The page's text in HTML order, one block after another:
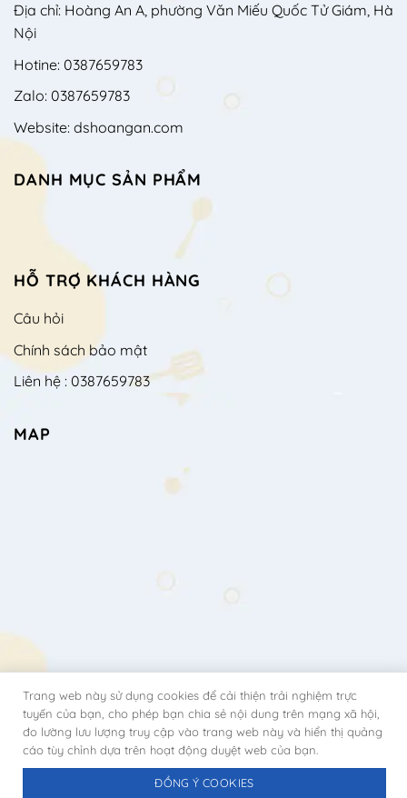
Địa chỉ: Hoàng An A, phường Văn Miếu Quốc Tử Giám, Hà
Nội
Hotine: 0387659783
Zalo: 0387659783
Website: dshoangan.com
DANH MỤC SẢN PHẨM
HỖ TRỢ KHÁCH HÀNG
Câu hỏi
Chính sách bảo mật
Liên hệ : 0387659783
MAP
Copyright 2026 ©BTECH
Trang web này sử dụng cookies để cải thiện trải nghiệm trực
tuyến của bạn, cho phép bạn chia sẻ nội dung trên mạng xã hội,
đo lường lưu lượng truy cập vào trang web này và hiển thị quảng
cáo tùy chỉnh dựa trên hoạt động duyệt web của bạn.
ĐỒNG Ý COOKIES